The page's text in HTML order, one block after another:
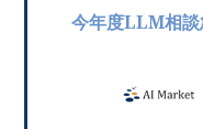
今年度LLM相談